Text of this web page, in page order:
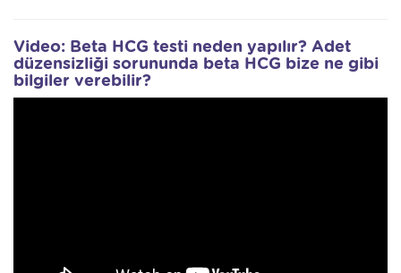
Video: Beta HCG testi neden yapılır? Adet
düzensizliği sorununda beta HCG bize ne gibi
bilgiler verebilir?